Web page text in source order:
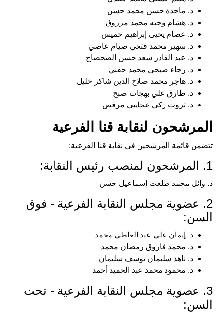
د. ماجدة حسن محمد حسن
د. هشام وجيه محمد مرزوق
د. عصام يحيى إبراهيم خميس
د. سهير محمد فتحي صيام عاصي
د. عبد القادر سعد حسن الصحصاح
د. رجاء صبحي محمد حفني
د. هاجر محمد صلاح الدين شاكر خليل
د. طارق علي بهجات صبح
د. ثروت زكي عجايبي مرقص
المرشحون لنقابة قنا الفرعية
تتضمن قائمة المرشحين في نقابة قنا الفرعية:
1. المرشحون لمنصب رئيس النقابة:
د. وائل محمد طلعت إسماعيل حسن
2. عضوية مجلس النقابة الفرعية - فوق
السن:
د. إيمان علي عبد العاطي محمد
د. محمد فاروق رمضان محمد
د. ناهد سليمان يوسف سليمان
د. محمود محمد عبد الحميد أحمد
3. عضوية مجلس النقابة الفرعية - تحت
السن: